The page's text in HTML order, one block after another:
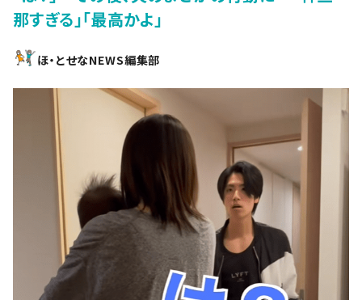
那すぎる」「最高かよ」
ほ・とせなNEWS編集部